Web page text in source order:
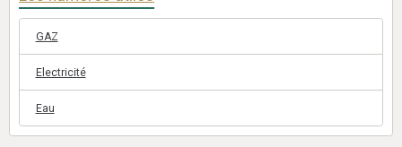
GAZ
Electricité
Eau